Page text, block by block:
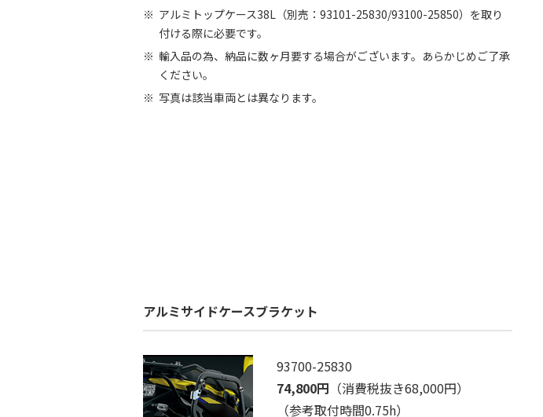
アルミトップケース38L（別売：93101-25830/93100-25850）を取り
付ける際に必要です。
輸入品の為、納品に数ヶ月要する場合がございます。あらかじめご了承
ください。
写真は該当車両とは異なります。
アルミサイドケースブラケット
93700-25830
74,800円 （消費税抜き68,000円）
（参考取付時間0.75h）